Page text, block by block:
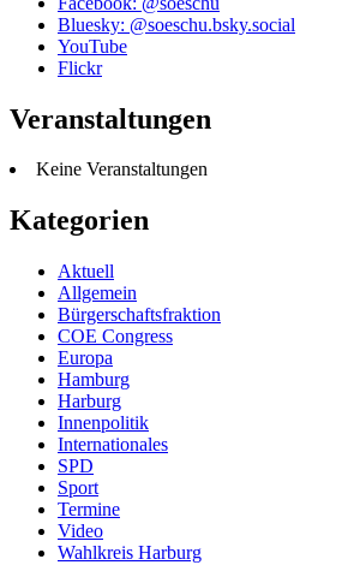
Bluesky: @soeschu.bsky.social
YouTube
Flickr
Veranstaltungen
Keine Veranstaltungen
Kategorien
Aktuell
Allgemein
Bürgerschaftsfraktion
COE Congress
Europa
Hamburg
Harburg
Innenpolitik
Internationales
SPD
Sport
Termine
Video
Wahlkreis Harburg